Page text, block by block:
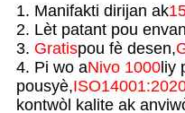
1. Manifakti dirijan ak
2. Lèt patant pou
3. Gratispou fè desen,
4. Pi wo aNivo 1000liy
pousyè,
kontwòl kalite ak